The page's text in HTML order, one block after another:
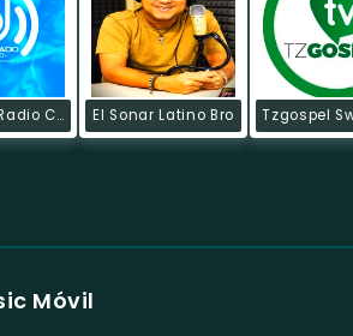
El Dorado Radio Co El Sonar Latino Bro
Móvil